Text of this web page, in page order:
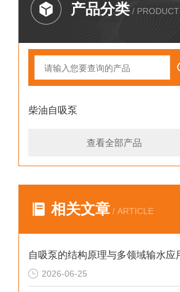
产品分类 / PRODUCT
柴油自吸泵
查看全部产品
相关文章 / ARTICLE
2026-06-25